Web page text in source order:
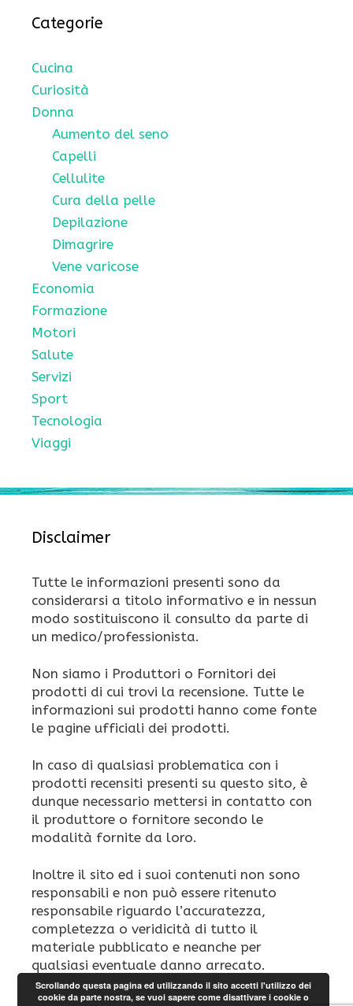
Categorie
Cucina
Curiosità
Donna
Aumento del seno
Capelli
Cellulite
Cura della pelle
Depilazione
Dimagrire
Vene varicose
Economia
Formazione
Motori
Salute
Servizi
Sport
Tecnologia
Viaggi
Disclaimer
Tutte le informazioni presenti sono da
considerarsi a titolo informativo e in nessun
modo sostituiscono il consulto da parte di
un medico/professionista.
Non siamo i Produttori o Fornitori dei
prodotti di cui trovi la recensione. Tutte le
informazioni sui prodotti hanno come fonte
le pagine ufficiali dei prodotti.
In caso di qualsiasi problematica con i
prodotti recensiti presenti su questo sito, è
dunque necessario mettersi in contatto con
il produttore o fornitore secondo le
modalità fornite da loro.
Inoltre il sito ed i suoi contenuti non sono
responsabili e non può essere ritenuto
responsabile riguardo l’accuratezza,
completezza o veridicità di tutto il
materiale pubblicato e neanche per
qualsiasi eventuale danno arrecato.
Scrollando questa pagina ed utilizzando il sito accetti l'utilizzo dei
cookie da parte nostra, se vuoi sapere come disattivare i cookie o